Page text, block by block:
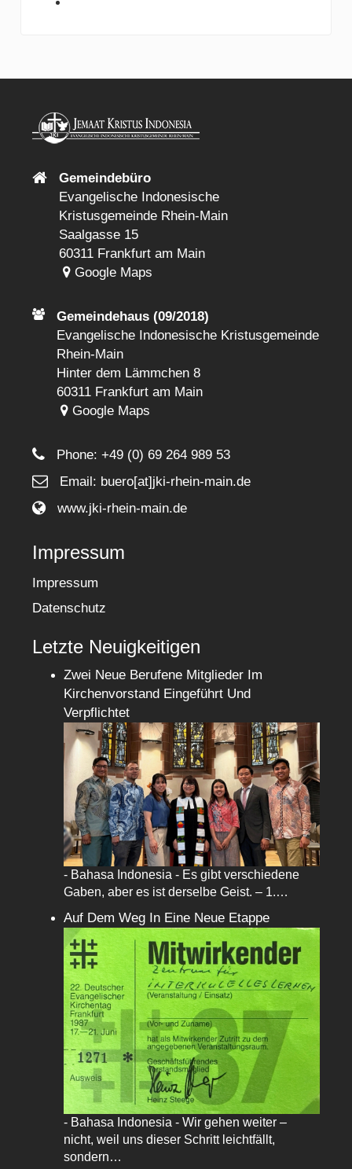
Gemeindebüro
Evangelische Indonesische
Kristusgemeinde Rhein-Main
Saalgasse 15
60311 Frankfurt am Main
Google Maps
Gemeindehaus (09/2018)
Evangelische Indonesische Kristusgemeinde
Rhein-Main
Hinter dem Lämmchen 8
60311 Frankfurt am Main
Google Maps
Phone:+49 (0) 69 264 989 53
Email: buero[at]jki-rhein-main.de
www.jki-rhein-main.de
Impressum
Impressum
Datenschutz
Letzte Neuigkeitigen
Zwei Neue Berufene Mitglieder Im
Kirchenvorstand Eingeführt Und
Verpflichtet
- Bahasa Indonesia - Es gibt verschiedene
Gaben, aber es ist derselbe Geist. – 1.…
Auf Dem Weg In Eine Neue Etappe
- Bahasa Indonesia - Wir gehen weiter –
nicht, weil uns dieser Schritt leichtfällt,
sondern…